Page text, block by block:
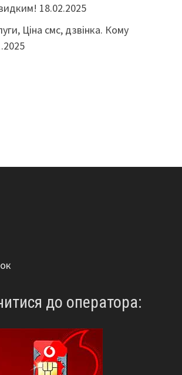
18.02.2025
Ціна смс, дзвінка. Кому
до оператора: